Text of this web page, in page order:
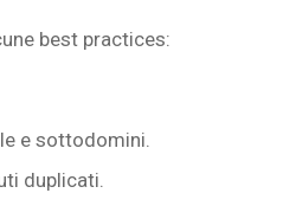
best practices:
e sottodomini.
duplicati.